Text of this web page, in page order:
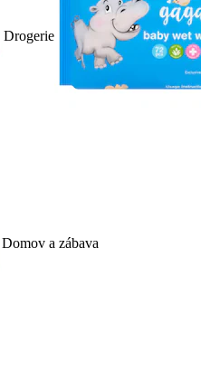
Drogerie
Domov a zábava